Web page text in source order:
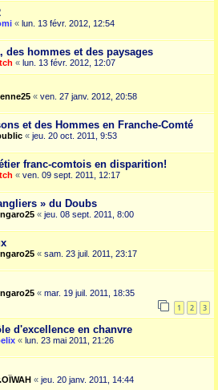
« lun. 13 févr. 2012, 12:54
des hommes et des paysages
« lun. 13 févr. 2012, 12:07
« ven. 27 janv. 2012, 20:58
et des Hommes en Franche-Comté
« jeu. 20 oct. 2011, 9:53
franc-comtois en disparition!
« ven. 09 sept. 2011, 12:17
» du Doubs
« jeu. 08 sept. 2011, 8:00
« sam. 23 juil. 2011, 23:17
« mar. 19 juil. 2011, 18:35
1 2 3
d'excellence en chanvre
« lun. 23 mai 2011, 21:26
« jeu. 20 janv. 2011, 14:44